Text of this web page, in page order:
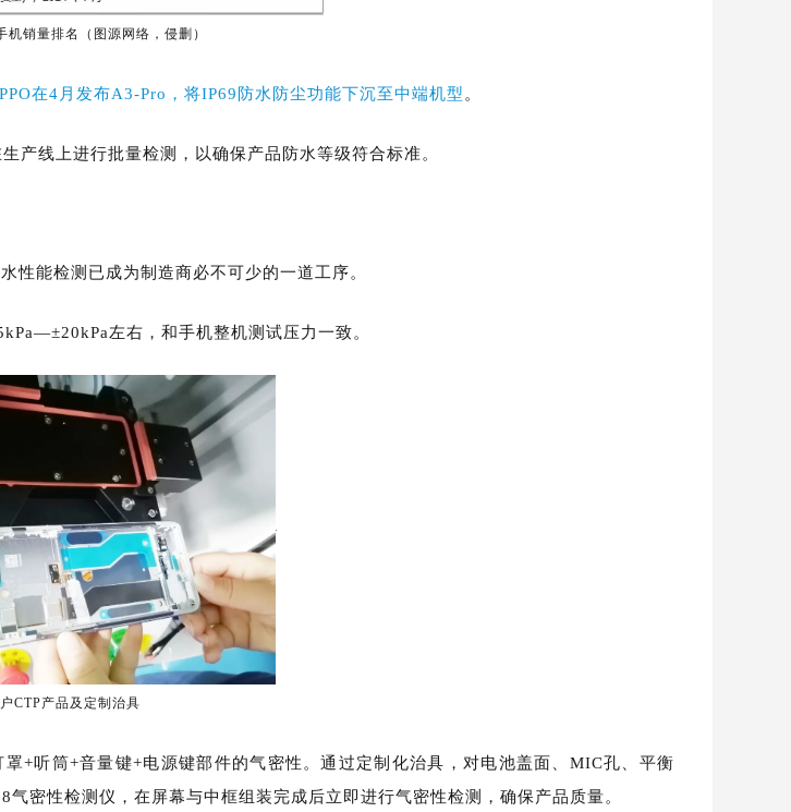
机销量排名（图源网络，侵删）
在4月发布A3-Pro，将IP69 防水防尘功能下沉至中端机型 。
生产线上进行批量检测，以确保产品防水等级符合标准。
能检测已成为制造商必不可少的一道工序。
左右，和手机整机测试压力一致。
CTP产品及定制治具
罩+听筒+音量键+电源键部件的气密性。通过定制化治具，对电池盖面、MIC孔、平衡
气密性检测仪，在屏幕与中框组装完成后立即进行气密性检测，确保产品质量。